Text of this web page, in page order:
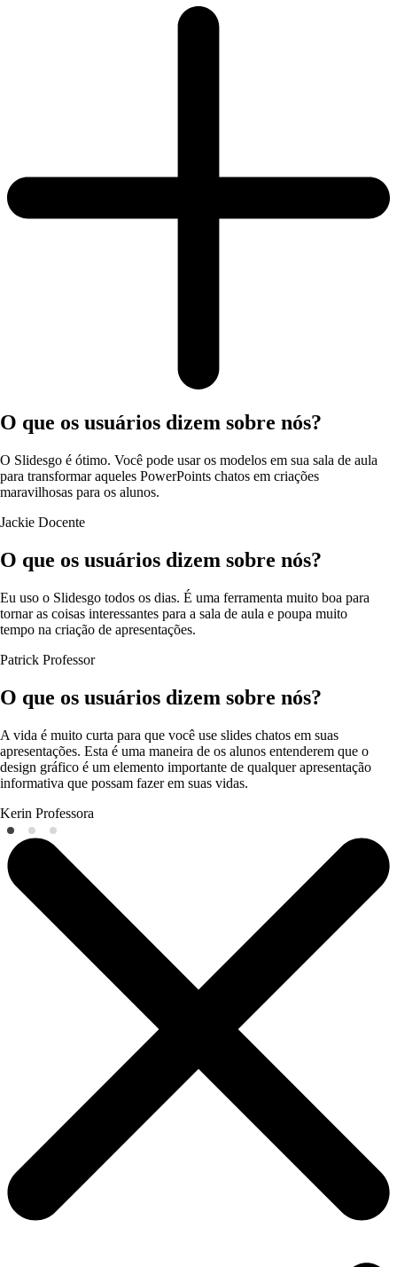
O que os usuários dizem sobre nós?
O Slidesgo é ótimo. Você pode usar os modelos em sua sala de aula
para transformar aqueles PowerPoints chatos em criações
maravilhosas para os alunos.
Jackie Docente
O que os usuários dizem sobre nós?
Eu uso o Slidesgo todos os dias. É uma ferramenta muito boa para
tornar as coisas interessantes para a sala de aula e poupa muito
tempo na criação de apresentações.
Patrick Professor
O que os usuários dizem sobre nós?
A vida é muito curta para que você use slides chatos em suas
apresentações. Esta é uma maneira de os alunos entenderem que o
design gráfico é um elemento importante de qualquer apresentação
informativa que possam fazer em suas vidas.
Kerin Professora